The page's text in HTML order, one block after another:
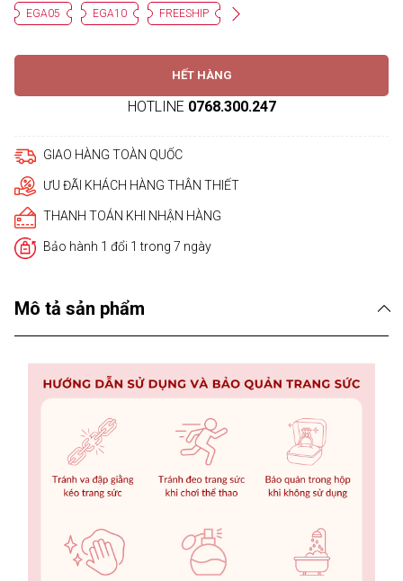
EGA05 EGA10 FREESHIP
HẾT HÀNG
HOTLINE 0768.300.247
GIAO HÀNG TOÀN QUỐC
ƯU ĐÃI KHÁCH HÀNG THÂN THIẾT
THANH TOÁN KHI NHẬN HÀNG
Bảo hành 1 đổi 1 trong 7 ngày
Mô tả sản phẩm